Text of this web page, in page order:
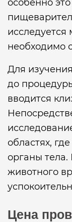
особенно
необходимо
Для
до
вводится
областях,
органы
животного
Цена